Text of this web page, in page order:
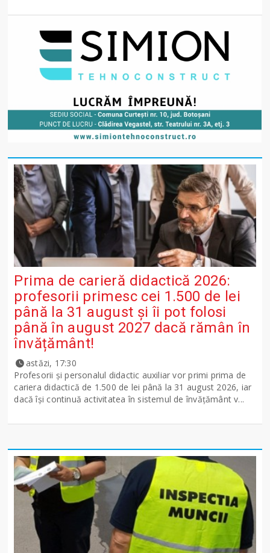
Prima de carieră didactică 2026:
profesorii primesc cei 1.500 de lei
până la 31 august și îi pot folosi
până în august 2027 dacă rămân în
învățământ!
astăzi, 17:30
Profesorii și personalul didactic auxiliar vor primi prima de
cariera didactică de 1.500 de lei până la 31 august 2026, iar
dacă își continuă activitatea în sistemul de învățământ v...